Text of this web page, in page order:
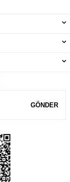
GÖNDER